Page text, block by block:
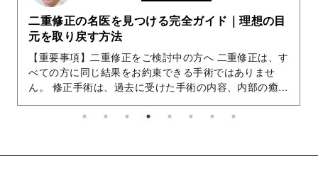
二重修正の名医を見つける完全ガイド｜理想の目
元を取り戻す方法
【重要事項】二重修正をご検討中の方へ 二重修正は、す
べての方に同じ結果をお約束できる手術ではありませ
ん。 修正手術は、過去に受けた手術の内容、内部の癒着